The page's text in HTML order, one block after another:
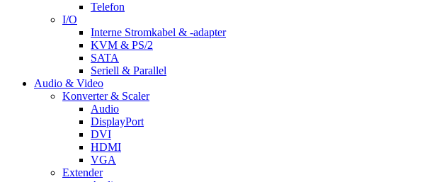
Telefon
I/O
Interne Stromkabel & -adapter
KVM & PS/2
SATA
Seriell & Parallel
Audio & Video
Konverter & Scaler
Audio
DisplayPort
DVI
HDMI
VGA
Extender